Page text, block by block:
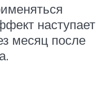
наступает
месяц после